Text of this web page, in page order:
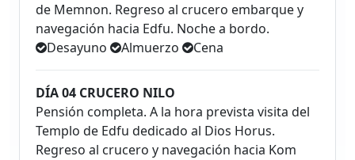
de Memnon. Regreso al crucero embarque y
navegación hacia Edfu. Noche a bordo.
Desayuno
Almuerzo Cena
DÍA 04 CRUCERO NILO
Pensión completa. A la hora prevista visita del
Templo de Edfu dedicado al Dios Horus.
Regreso al crucero y navegación hacia Kom